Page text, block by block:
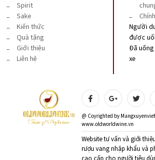
Spirit
Sake
Kiến thức
Quà tặng
Giới thiệu
Liên hệ
@ Coyrighted by
www.oldworldwine.vn
Website tư vấn và giới
rượu vang nhập khẩu và
cao cấp cho người tiêu
Người
được
Đã
xe